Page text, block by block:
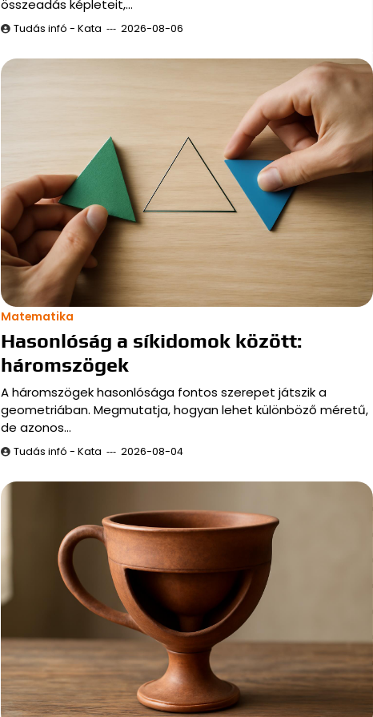
összeadás képleteit,…
Tudás infó - Kata 2026-08-06
Matematika
Hasonlóság a síkidomok között:
háromszögek
A háromszögek hasonlósága fontos szerepet játszik a
geometriában. Megmutatja, hogyan lehet különböző méretű,
de azonos…
Tudás infó - Kata 2026-08-04